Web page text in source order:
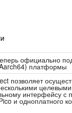
официально
платформы
позволяет
интерфейсу
и одноплатного